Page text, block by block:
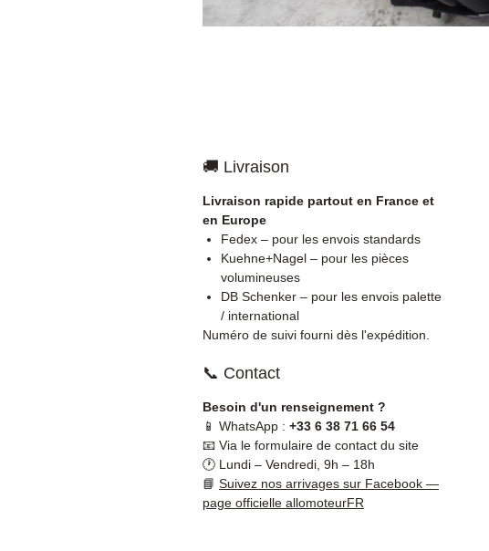
🚚 Livraison
Livraison rapide partout en France et
en Europe
Fedex – pour les envois standards
Kuehne+Nagel – pour les pièces
volumineuses
DB Schenker – pour les envois palette
/ international
Numéro de suivi fourni dès l'expédition.
📞 Contact
Besoin d'un renseignement ?
📱 WhatsApp : +33 6 38 71 66 54
📧 Via le formulaire de contact du site
🕐 Lundi – Vendredi, 9h – 18h
📘 Suivez nos arrivages sur Facebook —
page officielle allomoteurFR